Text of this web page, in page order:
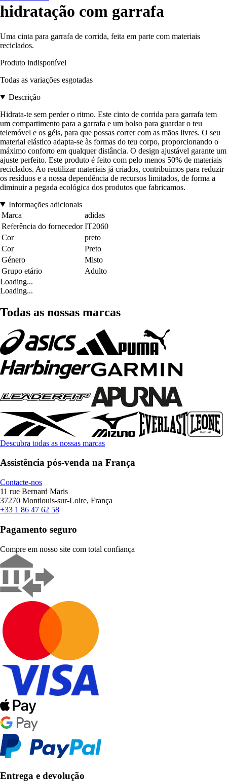
hidratação com garrafa
Uma cinta para garrafa de corrida, feita em parte com materiais
reciclados.
Produto indisponível
Todas as variações esgotadas
Descrição
Hidrata-te sem perder o ritmo. Este cinto de corrida para garrafa tem
um compartimento para a garrafa e um bolso para guardar o teu
telemóvel e os géis, para que possas correr com as mãos livres. O seu
material elástico adapta-se às formas do teu corpo, proporcionando o
máximo conforto em qualquer distância. O design ajustável garante um
ajuste perfeito. Este produto é feito com pelo menos 50% de materiais
reciclados. Ao reutilizar materiais já criados, contribuímos para reduzir
os resíduos e a nossa dependência de recursos limitados, de forma a
diminuir a pegada ecológica dos produtos que fabricamos.
Informações adicionais
Marca
adidas
Referência do fornecedor IT2060
Cor
preto
Cor
Preto
Género
Misto
Grupo etário
Adulto
Loading...
Loading...
Todas as nossas marcas
Descubra todas as nossas marcas
Assistência pós-venda na França
Contacte-nos
11 rue Bernard Maris
37270 Montlouis-sur-Loire, França
+33 1 86 47 62 58
Pagamento seguro
Compre em nosso site com total confiança
Entrega e devolução